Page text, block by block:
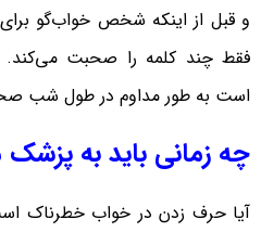
و قبل از اینکه شخص خواب‌گو
فقط چند کلمه را صحبت
است به طور مداوم در طول شب
چه زمانی باید به پزشک
آیا حرف زدن در خواب خطرناک